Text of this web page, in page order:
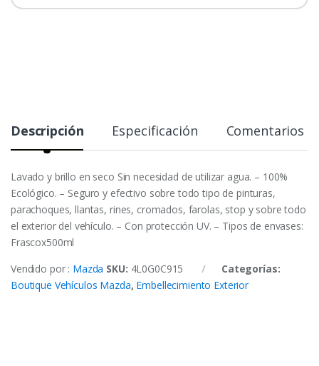
Descripción Especificación Comentarios
Lavado y brillo en seco Sin necesidad de utilizar agua. – 100%
Ecológico. – Seguro y efectivo sobre todo tipo de pinturas,
parachoques, llantas, rines, cromados, farolas, stop y sobre todo
el exterior del vehículo. – Con protección UV. – Tipos de envases:
Frascox500ml
Vendido por : Mazda SKU: 4L0G0C915
Categorías:
Boutique Vehículos Mazda, Embellecimiento Exterior